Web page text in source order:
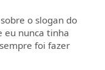
o slogan do
eu nunca tinha
foi fazer